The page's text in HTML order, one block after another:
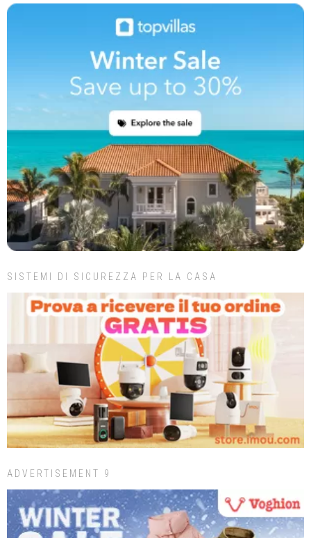
SISTEMI DI SICUREZZA PER LA CASA
ADVERTISEMENT 9